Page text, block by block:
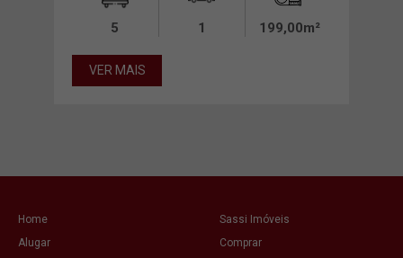
5 1 199,00m²
VER MAIS
Home
Sassi Imóveis
Alugar
Comprar